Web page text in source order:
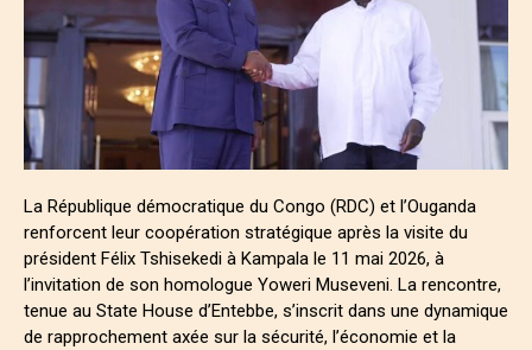
La République démocratique du Congo (RDC) et l’Ouganda
renforcent leur coopération stratégique après la visite du
président Félix Tshisekedi à Kampala le 11 mai 2026, à
l’invitation de son homologue Yoweri Museveni. La rencontre,
tenue au State House d’Entebbe, s’inscrit dans une dynamique
de rapprochement axée sur la sécurité, l’économie et la